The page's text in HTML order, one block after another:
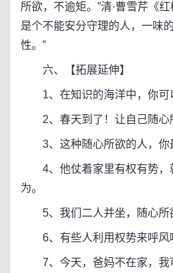
所欲，不逾矩。”清·曹雪芹《
是个不能安分守理的人，一味
性。”
六、【拓展延伸】
1、在知识的海洋中，你可
2、春天到了！让自己随心
3、这种随心所欲的人，你
4、他仗着家里有权有势，
为。
5、我们二人并坐，随心所
6、有些人利用权势来呼风
7、今天，爸妈不在家，我